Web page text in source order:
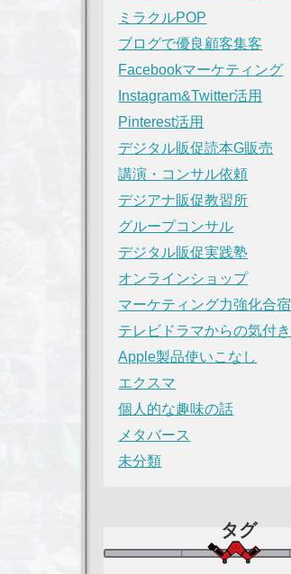
ミラクルPOP
ブログで優良顧客集客
Facebookマーケティング
Instagram&Twitter活用
Pinterest活用
デジタル販促読本G販売
講演・コンサル依頼
デジアナ販促教習所
グループコンサル
デジタル販促実践塾
オンラインショップ
マーケティング力強化合宿
テレビドラマからの気付き
Apple製品使いこなし
エクスマ
個人的な趣味の話
メタバース
未分類
タグ